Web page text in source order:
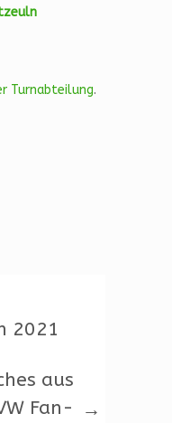
Turnabteilung.
2021
aus
Fan-
→